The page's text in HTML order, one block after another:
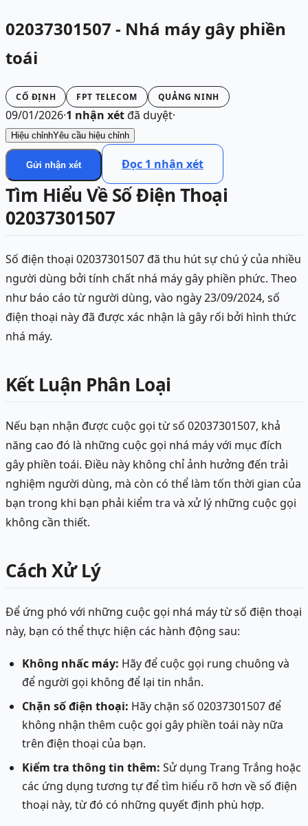
02037301507 - Nhá máy gây phiền
toái
CỐ ĐỊNH FPT TELECOM QUẢNG NINH
09/01/2026·1 nhận xétđã duyệt·
Hiệu chỉnhYêu cầu hiệu chỉnh
Gửi nhận xét Đọc 1 nhận xét
Tìm Hiểu Về Số Điện Thoại
02037301507
Số điện thoại 02037301507 đã thu hút sự chú ý của nhiều
người dùng bởi tính chất nhá máy gây phiền phức. Theo
như báo cáo từ người dùng, vào ngày 23/09/2024, số
điện thoại này đã được xác nhận là gây rối bởi hình thức
nhá máy.
Kết Luận Phân Loại
Nếu bạn nhận được cuộc gọi từ số 02037301507, khả
năng cao đó là những cuộc gọi nhá máy với mục đích
gây phiền toái. Điều này không chỉ ảnh hưởng đến trải
nghiệm người dùng, mà còn có thể làm tốn thời gian của
bạn trong khi bạn phải kiểm tra và xử lý những cuộc gọi
không cần thiết.
Cách Xử Lý
Để ứng phó với những cuộc gọi nhá máy từ số điện thoại
này, bạn có thể thực hiện các hành động sau:
Không nhấc máy: Hãy để cuộc gọi rung chuông và
để người gọi không để lại tin nhắn.
Chặn số điện thoại: Hãy chặn số 02037301507 để
không nhận thêm cuộc gọi gây phiền toái này nữa
trên điện thoại của bạn.
Kiểm tra thông tin thêm: Sử dụng Trang Trắng hoặc
các ứng dụng tương tự để tìm hiểu rõ hơn về số điện
thoại này, từ đó có những quyết định phù hợp.